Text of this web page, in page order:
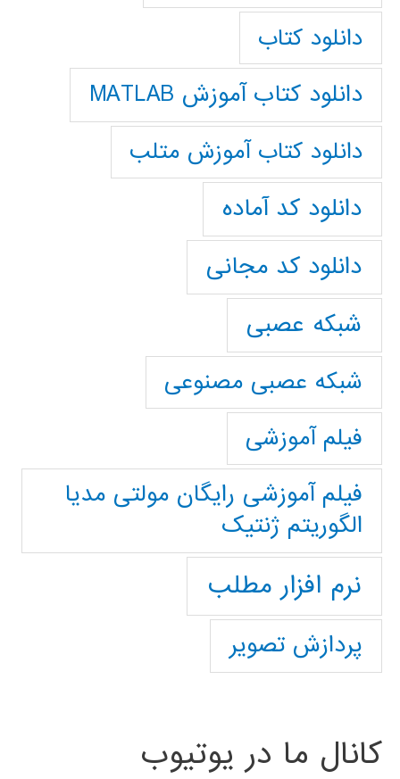
دانلود کتاب
دانلود کتاب آموزش MATLAB
دانلود کتاب آموزش متلب
دانلود کد آماده
دانلود کد مجانی
شبکه عصبی
شبکه عصبی مصنوعی
فیلم آموزشی
فیلم آموزشی رایگان مولتی مدیا
الگوریتم ژنتیک
نرم افزار مطلب
پردازش تصویر
کانال ما در یوتیوب